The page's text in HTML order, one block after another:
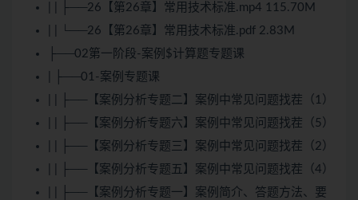
| | ├──26【第26章】常用技术标准.mp4 115.70M
| | └──26【第26章】常用技术标准.pdf 2.83M
├──02第一阶段-案例$计算题专题课
| ├──01-案例专题课
| | ├──【案例分析专题二】案例中常见问题找茬（1）
| | ├──【案例分析专题六】案例中常见问题找茬（5）
| | ├──【案例分析专题三】案例中常见问题找茬（2）
| | ├──【案例分析专题五】案例中常见问题找茬（4）
| | ├──【案例分析专题一】案例简介、答题方法、要